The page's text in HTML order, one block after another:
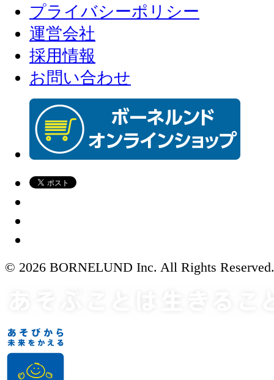
プライバシーポリシー
運営会社
採用情報
お問い合わせ
© 2026 BORNELUND Inc. All Rights Reserved.